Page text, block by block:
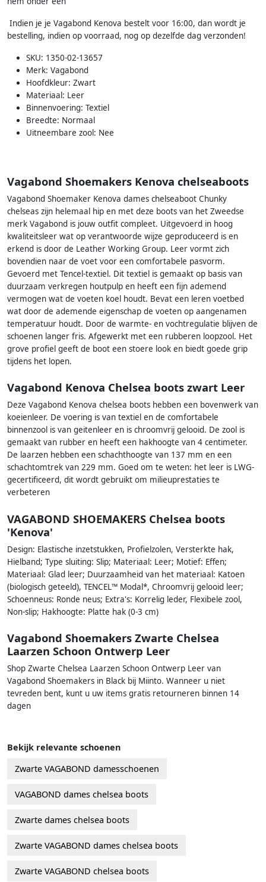
Indien je je Vagabond Kenova bestelt voor 16:00, dan wordt je
bestelling, indien op voorraad, nog op dezelfde dag verzonden!
SKU: 1350-02-13657
Merk: Vagabond
Hoofdkleur: Zwart
Materiaal: Leer
Binnenvoering: Textiel
Breedte: Normaal
Uitneembare zool: Nee
Vagabond Shoemakers Kenova chelseaboots
Vagabond Shoemaker Kenova dames chelseaboot Chunky
chelseas zijn helemaal hip en met deze boots van het Zweedse
merk Vagabond is jouw outfit compleet. Uitgevoerd in hoog
kwaliteitsleer wat op verantwoorde wijze geproduceerd is en
erkend is door de Leather Working Group. Leer vormt zich
bovendien naar de voet voor een comfortabele pasvorm.
Gevoerd met Tencel-textiel. Dit textiel is gemaakt op basis van
duurzaam verkregen houtpulp en heeft een fijn ademend
vermogen wat de voeten koel houdt. Bevat een leren voetbed
wat door de ademende eigenschap de voeten op aangenamen
temperatuur houdt. Door de warmte- en vochtregulatie blijven de
schoenen langer fris. Afgewerkt met een rubberen loopzool. Het
grove profiel geeft de boot een stoere look en biedt goede grip
tijdens het lopen.
Vagabond Kenova Chelsea boots zwart Leer
Deze Vagabond Kenova chelsea boots hebben een bovenwerk van
koeienleer. De voering is van textiel en de comfortabele
binnenzool is van geitenleer en is chroomvrij gelooid. De zool is
gemaakt van rubber en heeft een hakhoogte van 4 centimeter.
De laarzen hebben een schachthoogte van 137 mm en een
schachtomtrek van 229 mm. Goed om te weten: het leer is LWG-
gecertificeerd, dit wordt gebruikt om milieuprestaties te
verbeteren
VAGABOND SHOEMAKERS Chelsea boots
'Kenova'
Design: Elastische inzetstukken, Profielzolen, Versterkte hak,
Hielband; Type sluiting: Slip; Materiaal: Leer; Motief: Effen;
Materiaal: Glad leer; Duurzaamheid van het materiaal: Katoen
(biologisch geteeld), TENCEL™ Modal*, Chroomvrij gelooid leer;
Schoenneus: Ronde neus; Extra's: Korrelig leder, Flexibele zool,
Non-slip; Hakhoogte: Platte hak (0-3 cm)
Vagabond Shoemakers Zwarte Chelsea
Laarzen Schoon Ontwerp Leer
Shop Zwarte Chelsea Laarzen Schoon Ontwerp Leer van
Vagabond Shoemakers in Black bij Miinto. Wanneer u niet
tevreden bent, kunt u uw items gratis retourneren binnen 14
dagen
Bekijk relevante schoenen
Zwarte VAGABOND damesschoenen
VAGABOND dames chelsea boots
Zwarte dames chelsea boots
Zwarte VAGABOND dames chelsea boots
Zwarte VAGABOND chelsea boots